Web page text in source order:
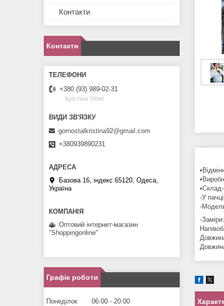
-У
-
-Заміри:
Контакти
Контакти
+380 (93) 989-02-31
Крістіна Viber
gornostalkristina92@gmail.com
+380939890231
Базова 16, індекс 65120, Одеса,
Україна
Оптовий інтернет-магазин
"Shoppingonline"
Графік роботи
Понеділок 06:00
20:00